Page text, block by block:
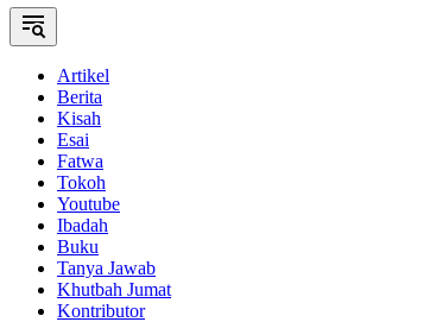
Artikel
Berita
Kisah
Esai
Fatwa
Tokoh
Youtube
Ibadah
Buku
Tanya Jawab
Khutbah Jumat
Kontributor